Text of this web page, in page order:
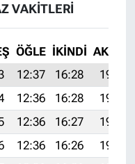
VAKITLERI
ÖĞLE İKINDI AKŞAM
12:37 16:28
19:41
12:36 16:28
19:39
12:36 16:27
19:38
12:36 16:26
19:37